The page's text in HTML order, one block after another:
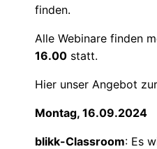
finden.
Alle Webinare finden
16.00 statt.
Hier unser Angebot
Montag, 16.09.2024
blikk-Classroom: Es